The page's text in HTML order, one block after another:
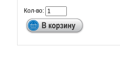
Кол-во: